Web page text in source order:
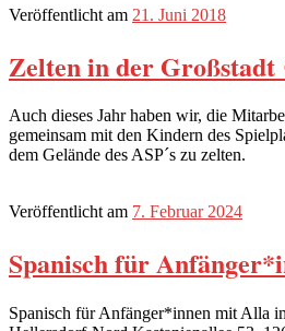
Veröffentlicht am 21. Juni 2018
Zelten in der Großstadt
Auch dieses Jahr haben wir, die
gemeinsam mit den Kindern des
dem Gelände des ASP´s zu zelten.
Veröffentlicht am 7. Februar 2024
Spanisch für
Spanisch für Anfänger*innen mit Alla